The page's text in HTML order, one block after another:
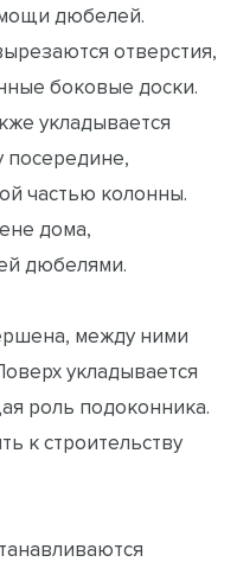
дюбелей.
отверстия,
боковые доски.
укладывается
посередине,
частью колонны.
дома,
дюбелями.
между ними
укладывается
роль подоконника.
к строительству